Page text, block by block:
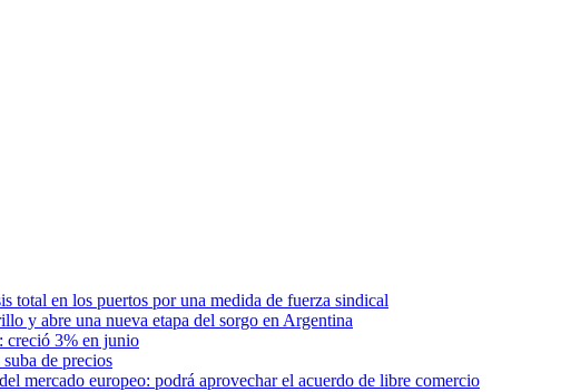
total en los puertos por una medida de fuerza sindical
y abre una nueva etapa del sorgo en Argentina
creció 3% en junio
de precios
mercado europeo: podrá aprovechar el acuerdo de libre comercio